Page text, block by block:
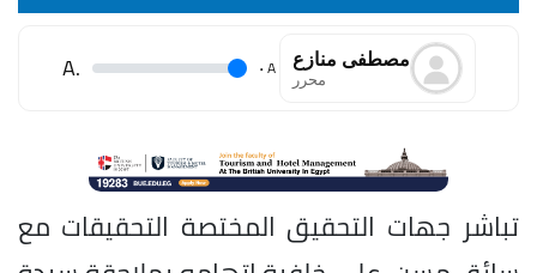
مصطفى منازع
محرر A
.
.A
تباشر جهات التحقيق المختصة التحقيقات مع